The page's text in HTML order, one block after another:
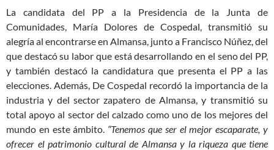
La candidata del PP a la Presidencia de la Junta de
Comunidades, María Dolores de Cospedal, transmitió su
alegría al encontrarse en Almansa, junto a Francisco Núñez, del
que destacó su labor que está desarrollando en el seno del PP,
y también destacó la candidatura que presenta el PP a las
elecciones. Además, De Cospedal recordó la importancia de la
industria y del sector zapatero de Almansa, y transmitió su
total apoyo al sector del calzado como uno de los mejores del
mundo en este ámbito. “Tenemos que ser el mejor escaparate, y
ofrecer el patrimonio cultural de Almansa y la riqueza que tiene